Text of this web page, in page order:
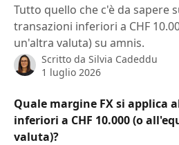
Tutto quello che c'è da sapere
transazioni inferiori a CHF
un'altra valuta) su amnis.
Scritto da Silvia Cadeddu
1 luglio 2026
Quale margine FX si applica
inferiori a CHF 10.000 (o
valuta)?